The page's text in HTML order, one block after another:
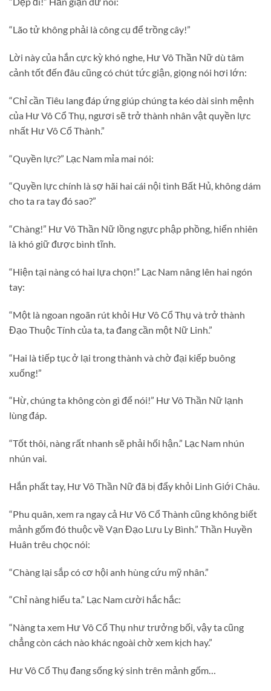
“Lão tử không phải là công cụ để trồng cây!”
Lời này của hắn cực kỳ khó nghe, Hư Vô Thần Nữ dù tâm
cảnh tốt đến đâu cũng có chút tức giận, giọng nói hơi lớn:
“Chỉ cần Tiêu lang đáp ứng giúp chúng ta kéo dài sinh mệnh
của Hư Vô Cổ Thụ, ngươi sẽ trở thành nhân vật quyền lực
nhất Hư Vô Cổ Thành.”
“Quyền lực?” Lạc Nam mỉa mai nói:
“Quyền lực chính là sợ hãi hai cái nội tình Bất Hủ, không dám
cho ta ra tay đó sao?”
“Chàng!” Hư Vô Thần Nữ lồng ngực phập phồng, hiển nhiên
là khó giữ được bình tĩnh.
“Hiện tại nàng có hai lựa chọn!” Lạc Nam nâng lên hai ngón
tay:
“Một là ngoan ngoãn rút khỏi Hư Vô Cổ Thụ và trở thành
Đạo Thuộc Tính của ta, ta đang cần một Nữ Linh.”
“Hai là tiếp tục ở lại trong thành và chờ đại kiếp buông
xuống!”
“Hừ, chúng ta không còn gì để nói!” Hư Vô Thần Nữ lạnh
lùng đáp.
“Tốt thôi, nàng rất nhanh sẽ phải hối hận.” Lạc Nam nhún
nhún vai.
Hắn phất tay, Hư Vô Thần Nữ đã bị đẩy khỏi Linh Giới Châu.
“Phu quân, xem ra ngay cả Hư Vô Cổ Thành cũng không biết
mảnh gốm đó thuộc về Vạn Đạo Lưu Ly Bình.” Thần Huyền
Huân trêu chọc nói:
“Chàng lại sắp có cơ hội anh hùng cứu mỹ nhân.”
“Chỉ nàng hiểu ta.” Lạc Nam cười hắc hắc:
“Nàng ta xem Hư Vô Cổ Thụ như trưởng bối, vậy ta cũng
chẳng còn cách nào khác ngoài chờ xem kịch hay.”
Hư Vô Cổ Thụ đang sống ký sinh trên mảnh gốm…